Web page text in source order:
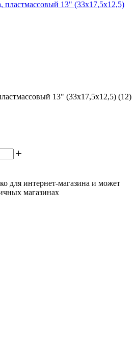
13" (33х17,5х12,5) (12)
для интернет-магазина и может
магазинах